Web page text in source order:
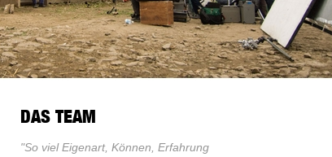
"So viel Eigenart, Können, Erfahrung